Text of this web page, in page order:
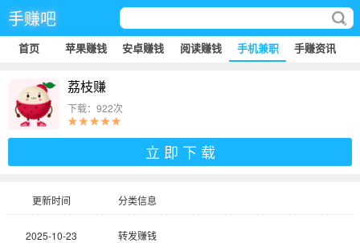
手赚吧
首页 苹果赚钱 安卓赚钱 阅读赚钱 手机兼职 手赚资讯
荔枝赚
下载：922次
立 即 下 载
更新时间 分类信息
2025-10-23 转发赚钱